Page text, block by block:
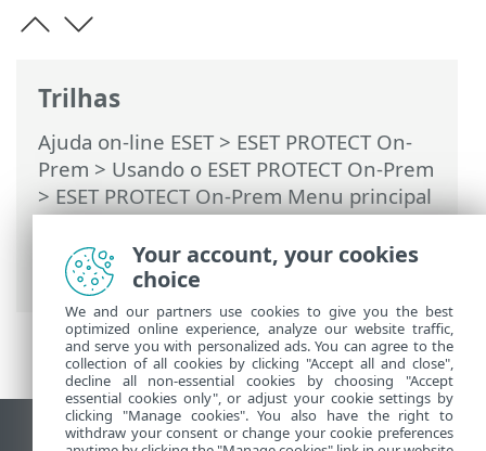
Trilhas
Ajuda on-line ESET> ESET PROTECT On-
Prem > Usando o ESET PROTECT On-Prem
> ESET PROTECT On-Prem Menu principal
>Mais>Direitos de acesso>Usuários>
Atribuir um conjunto de permissões a
um usuário
Ver site para desktop
Your account, your cookies
choice
We and our partners use cookies to give you the best
optimized online experience, analyze our website traffic,
and serve you with personalized ads. You can agree to the
collection of all cookies by clicking "Accept all and close",
decline all non-essential cookies by choosing "Accept
essential cookies only", or adjust your cookie settings by
clicking "Manage cookies". You also have the right to
withdraw your consent or change your cookie preferences